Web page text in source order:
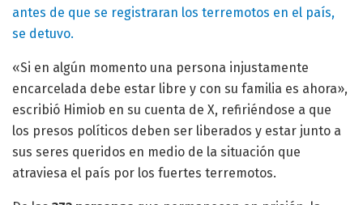
antes de que se registraran los terremotos en el país,
se detuvo.
«Si en algún momento una persona injustamente
encarcelada debe estar libre y con su familia es ahora»,
escribió Himiob en su cuenta de X, refiriéndose a que
los presos políticos deben ser liberados y estar junto a
sus seres queridos en medio de la situación que
atraviesa el país por los fuertes terremotos.